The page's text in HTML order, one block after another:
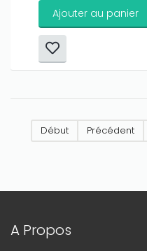
Ajouter au panier
Début Précédent
A Propos